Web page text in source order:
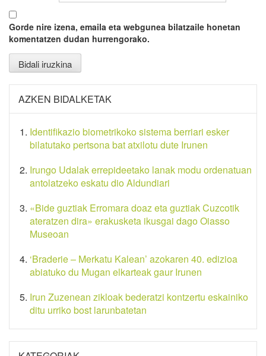
Gorde nire izena, emaila eta webgunea bilatzaile honetan
komentatzen dudan hurrengorako.
AZKEN BIDALKETAK
Identifikazio biometrikoko sistema berriari esker
bilatutako pertsona bat atxilotu dute Irunen
Irungo Udalak errepideetako lanak modu ordenatuan
antolatzeko eskatu dio Aldundiari
«Bide guztiak Erromara doaz eta guztiak Cuzcotik
ateratzen dira» erakusketa ikusgai dago Oiasso
Museoan
‘Braderie – Merkatu Kalean’ azokaren 40. edizioa
abiatuko du Mugan elkarteak gaur Irunen
Irun Zuzenean zikloak bederatzi kontzertu eskainiko
ditu urriko bost larunbatetan